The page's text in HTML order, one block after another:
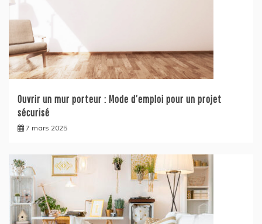
Ouvrir un mur porteur : Mode d’emploi pour un projet
sécurisé
7 mars 2025